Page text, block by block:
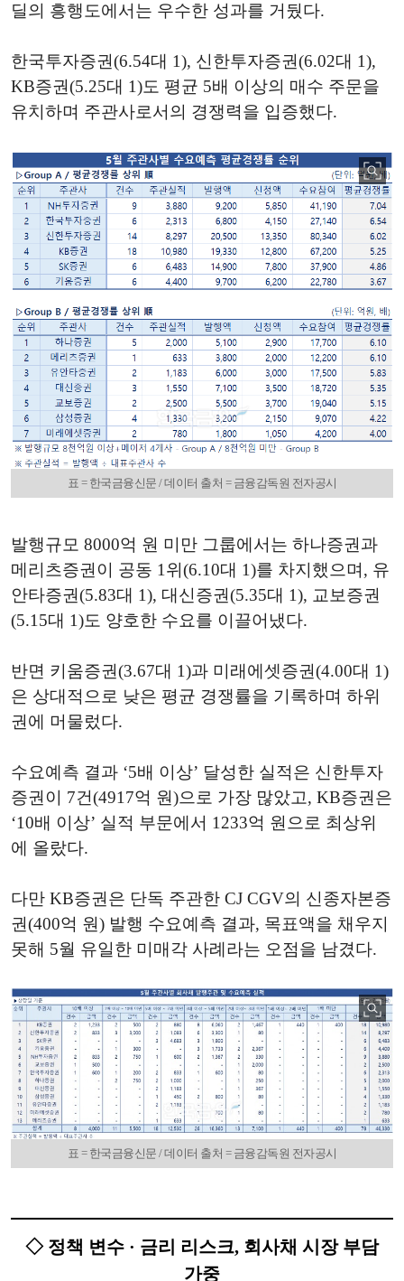
딜의 흥행도에서는 우수한 성과를 거뒀다.
한국투자증권(6.54대 1), 신한투자증권(6.02대 1),
KB증권(5.25대 1)도 평균 5배 이상의 매수 주문을
유치하며 주관사로서의 경쟁력을 입증했다.
표 = 한국금융신문 / 데이터 출처 = 금융감독원 전자공시
발행규모 8000억 원 미만 그룹에서는 하나증권과
메리츠증권이 공동 1위(6.10대 1)를 차지했으며, 유
안타증권(5.83대 1), 대신증권(5.35대 1), 교보증권
(5.15대 1)도 양호한 수요를 이끌어냈다.
반면 키움증권(3.67대 1)과 미래에셋증권(4.00대 1)
은 상대적으로 낮은 평균 경쟁률을 기록하며 하위
권에 머물렀다.
수요예측 결과 ‘5배 이상’ 달성한 실적은 신한투자
증권이 7건(4917억 원)으로 가장 많았고, KB증권은
‘10배 이상’ 실적 부문에서 1233억 원으로 최상위
에 올랐다.
다만 KB증권은 단독 주관한 CJ CGV의 신종자본증
권(400억 원) 발행 수요예측 결과, 목표액을 채우지
못해 5월 유일한 미매각 사례라는 오점을 남겼다.
표 = 한국금융신문 / 데이터 출처 = 금융감독원 전자공시
◇ 정책 변수 · 금리 리스크, 회사채 시장 부담
가중